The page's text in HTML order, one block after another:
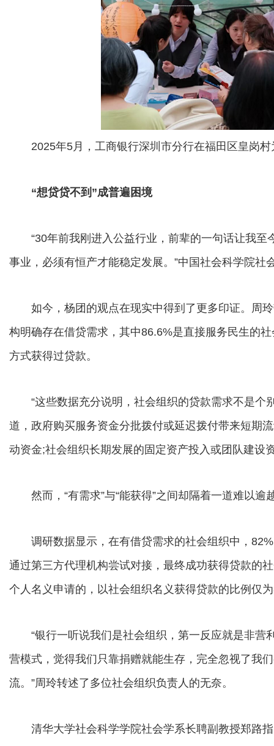
2025年5月，工商银行深圳市分行在福田区皇岗村
“想贷贷不到”成普遍困境
“30年前我刚进入公益行业，前辈的一句话让我至
事业，必须有恒产才能稳定发展。”中国社会科学院社
如今，杨团的观点在现实中得到了更多印证。周玲
构明确存在借贷需求，其中86.6%是直接服务民生的
方式获得过贷款。
“这些数据充分说明，社会组织的贷款需求不是个
道，政府购买服务资金分批拨付或延迟拨付带来短期
动资金;社会组织长期发展的固定资产投入或团队建
然而，“有需求”与“能获得”之间却隔着一道难以逾
调研数据显示，在有借贷需求的社会组织中，82%
通过第三方代理机构尝试对接，最终成功获得贷款的
个人名义申请的，以社会组织名义获得贷款的比例仅
“银行一听说我们是社会组织，第一反应就是非营
营模式，觉得我们只靠捐赠就能生存，完全忽视了我
流。”周玲转述了多位社会组织负责人的无奈。
清华大学社会科学学院社会学系长聘副教授郑路指